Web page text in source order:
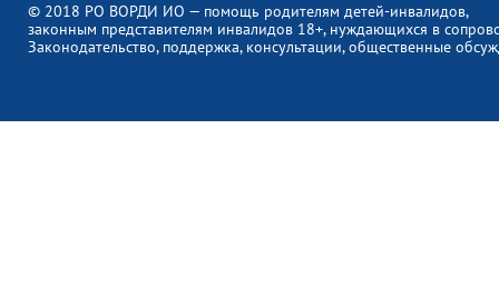
© 2018 РО ВОРДИ ИО — помощь родителям детей-инвалидов,
законным представителям инвалидов 18+, нуждающихся в
Законодательство, поддержка, консультации, общественные